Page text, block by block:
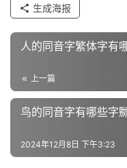
词
义
词
近
生成海报
人的同音字繁体字有
上一篇
鸟的同音字有哪些字
2024年12月8日 下午3:23